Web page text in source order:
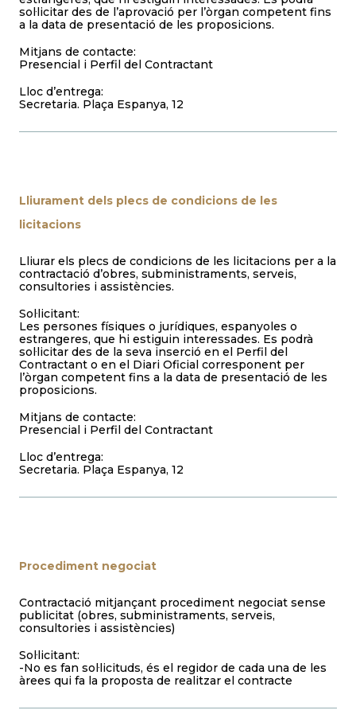
sol·licitar des de l’aprovació per l’òrgan competent fins
a la data de presentació de les proposicions.
Mitjans de contacte:
Presencial i Perfil del Contractant
Lloc d’entrega:
Secretaria. Plaça Espanya, 12
Lliurament dels plecs de condicions de les
licitacions
Lliurar els plecs de condicions de les licitacions per a la
contractació d’obres, subministraments, serveis,
consultories i assistències.
Sol·licitant:
Les persones físiques o jurídiques, espanyoles o
estrangeres, que hi estiguin interessades. Es podrà
sol·licitar des de la seva inserció en el Perfil del
Contractant o en el Diari Oficial corresponent per
l’òrgan competent fins a la data de presentació de les
proposicions.
Mitjans de contacte:
Presencial i Perfil del Contractant
Lloc d’entrega:
Secretaria. Plaça Espanya, 12
Procediment negociat
Contractació mitjançant procediment negociat sense
publicitat (obres, subministraments, serveis,
consultories i assistències)
Sol·licitant:
-No es fan sol·licituds, és el regidor de cada una de les
àrees qui fa la proposta de realitzar el contracte